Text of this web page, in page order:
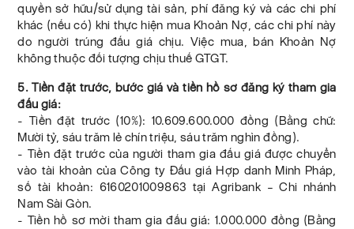
quyền sở hữu/sử dụng tài sản, phí đăng ký và các chi phí
khác (nếu có) khi thực hiện mua Khoản Nợ, các chi phí này
do người trúng đấu giá chịu. Việc mua, bán Khoản Nợ
không thuộc đối tượng chịu thuế GTGT.
5. Tiền đặt trước, bước giá và tiền hồ sơ đăng ký tham gia
đấu giá:
- Tiền đặt trước (10%): 10.609.600.000 đồng (Bằng chữ:
Mười tỷ, sáu trăm lẻ chín triệu, sáu trăm nghìn đồng).
- Tiền đặt trước của người tham gia đấu giá được chuyển
vào tài khoản của Công ty Đấu giá Hợp danh Minh Pháp,
số tài khoản: 6160201009863 tại Agribank – Chi nhánh
Nam Sài Gòn.
- Tiền hồ sơ mời tham gia đấu giá: 1.000.000 đồng (Bằng